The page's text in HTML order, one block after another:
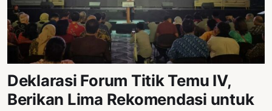
Deklarasi Forum Titik Temu IV,
Berikan Lima Rekomendasi untuk